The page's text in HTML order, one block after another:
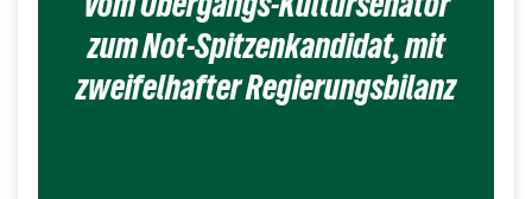
zum Not-Spitzenkandidat, mit
zweifelhafter Regierungsbilanz